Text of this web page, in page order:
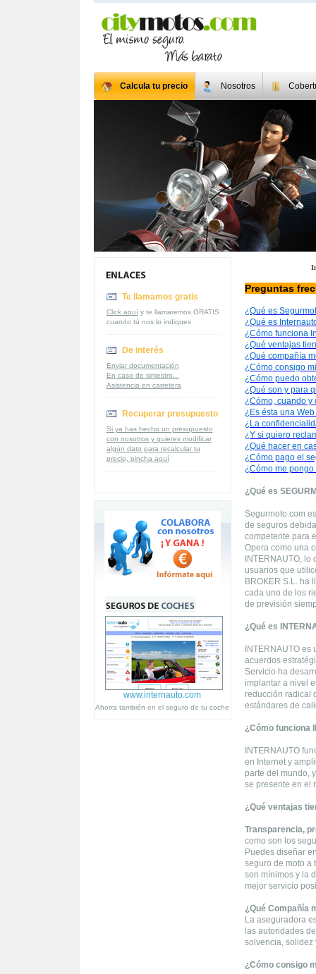
Calcula tu precio Nosotros
Te llamamos gratis
Click aquíy te llamaremos GRATIS
cuando tú nos lo indiques
De interés
Enviar documentación
En caso de siniestro...
Asistencia en carretera
Recuperar presupuesto
Si ya has hecho un presupuesto
con nosotros y quieres modificar
algún dato para recalcular tu
precio, pincha aquí
www.internauto.com
Ahorra también en el seguro de tu coche
Preguntas
¿Qué es
¿Qué es
¿Cómo funciona
¿Qué ventajas
¿Qué compañía
¿Cómo consigo
¿Cómo puedo
¿Qué son y para
¿Cómo, cuando y
¿Es ésta una
¿La
¿Y si quiero
¿Qué hacer en
¿Cómo pago el
¿Cómo me
¿Qué es
Segurmoto.com
de seguros
competente para
Opera como una
INTERNAUTO,
usuarios que
BROKER S.L. ha
cada uno de los
de previsión
¿Qué es
INTERNAUTO
acuerdos
Servicio ha
implantar a nivel
reducción radical
estándares de
¿Cómo funciona
INTERNAUTO
en Internet y
parte del mundo,
se presente en el
¿Qué ventajas
Transparencia,
como son los
Puedes diseñar
seguro de moto a
son mínimos y la
mejor servicio
¿Qué Compañía
La aseguradora
las autoridades
solvencia,
¿Cómo consigo